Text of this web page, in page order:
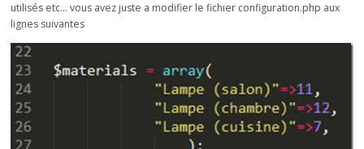
utilisés etc… vous avez juste a modifier le fichier configuration.php aux
lignes suivantes